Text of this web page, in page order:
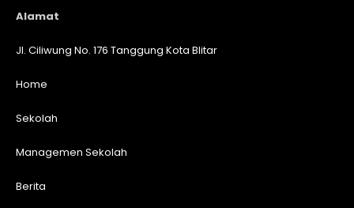
Alamat
Jl. Ciliwung No. 176 Tanggung Kota Blitar
Home
Sekolah
Managemen Sekolah
Berita